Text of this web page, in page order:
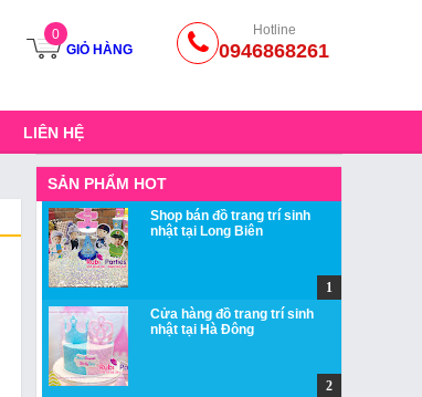
0
GIỎ HÀNG
Hotline
0946868261
LIÊN HỆ
SẢN PHẨM HOT
Shop bán đồ trang trí sinh
nhật tại Long Biên
Cửa hàng đồ trang trí sinh
nhật tại Hà Đông